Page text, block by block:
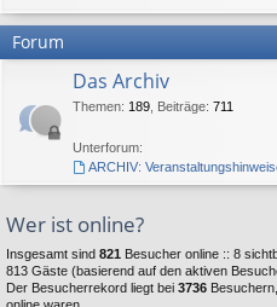
Forum
Das Archiv
Themen: 189 Beiträge: 711
Unterforum:
ARCHIV:
Wer ist online?
Insgesamt sind 821 Besucher online :: 8
813 Gäste (basierend auf den aktiven
Der Besucherrekord liegt bei 3736